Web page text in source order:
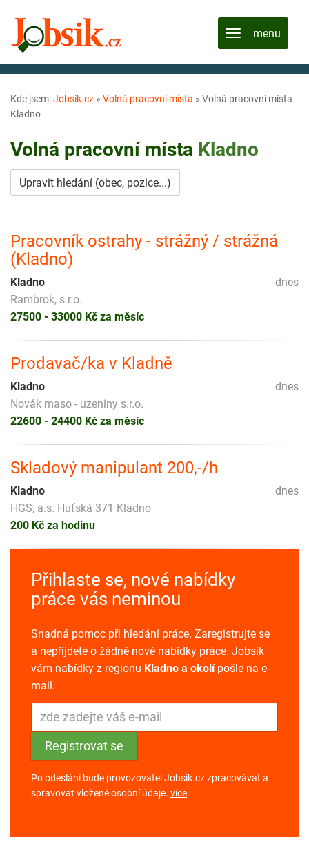
Kde jsem:Jobsik.cz » Volná pracovní místa » Volná pracovní místa
Kladno
Volná pracovní místa Kladno
Upravit hledání (obec, pozice...)
Pracovník ostrahy - strážný / strážná
(Kladno)
dnes
Kladno
Rambrok, s.r.o.
27500 - 33000 Kč za měsíc
Prodavač/ka v Kladně
dnes
Kladno
Novák maso - uzeniny s.r.o.
22600 - 24400 Kč za měsíc
Skladový manipulant 200,-/h
dnes
Kladno
HGS, a.s. Huťská 371 Kladno
200 Kč za hodinu
Přihlaste se, nové nabídky
práce vás neminou
Snadná pomoc při hledání práce. Zaregistrujte se
a nepřijdete o žádné nové nabídky práce. Jobsik
vám nabídky z regionu Kladno a okolípošle na e-
mail.
Po odeslání bude provozovatel Jobsik.cz zpracovávat a
spravovat vložené osobní údaje. více